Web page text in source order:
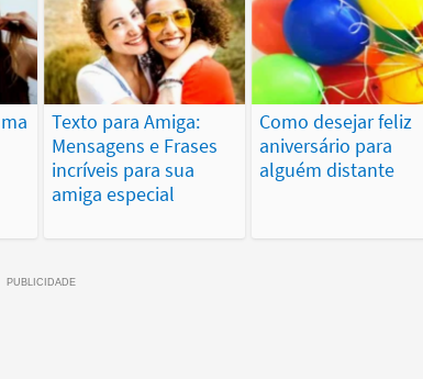
Texto para Amiga:
Mensagens e Frases
incríveis para sua
amiga especial
Como desejar feliz
aniversário para
alguém distante